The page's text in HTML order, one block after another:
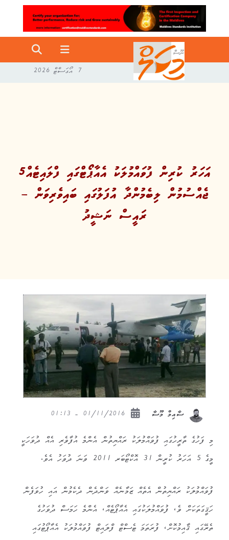
7 އޯގަސްޓް 2026
5އަހަރު ކުރިން ފުވައްމުލަކު އެއާޕޯޓްގައި ފްލައިޓެއް
ޖެއްސުމުން ލިބެމުންދާ އުފަލުގައި ބައިވެރިވަން –
ރައީސް ނަޝީދު
ސާއިމް މޫސާ
މި ފަހުގެ ތާރީހުގައި ފުވައްމުލަކު ރައްޔިތުން އެންމެ އުފާވެރި އެއް ދުވަހަކީ
މީގެ 5 އަހަރު ކުރީން 31 އޮކްޓޯބަރ 2011 ވަނަ ދުވަހު އެވެ.
ފުވައްމުލަކު ރައްޔިތުން އެތެއް ޒަމާނެއް ވަންދެން ދެކެމުން އައި ހުވަފެން
ހަޤީގަތަކަށް ވެ، ފުވައްމުލަކުގައި އެއާޕޯޓެއް، އެންމެ ހަމަސް ދުވަހުގެ
ތެރޭގައި ޤާއިމުކޮށް، ފުރަތަމަ ޓެސްޓް ފްލައިޓް ފުވައްމުލަކު އެއާޕޯޓުގައި